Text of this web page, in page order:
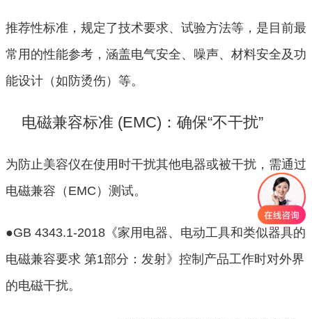
推荐性标准，规定了技术要求、试验方法等，是目前最
常用的性能参考，涵盖电气安全、噪声、材料安全及功
能设计（如防烫伤）等。
电磁兼容标准 (EMC)：确保“不干扰”
为防止美容仪在使用时干扰其他电器或被干扰，需通过
电磁兼容（EMC）测试。
●GB 4343.1-2018《家用电器、电动工具和类似器具的
电磁兼容要求 第1部分：发射》控制产品工作时对外界
的电磁干扰。